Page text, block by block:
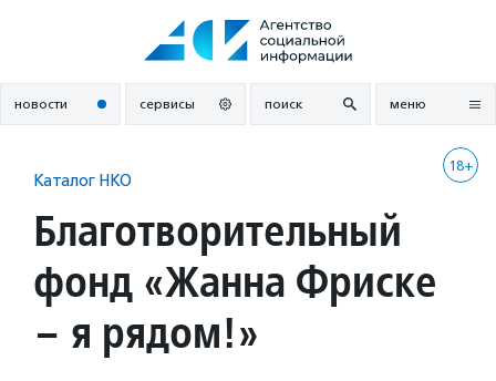
новости сервисы поиск меню
18+
Каталог НКО
Благотворительный
фонд «Жанна Фриске
– я рядом!»